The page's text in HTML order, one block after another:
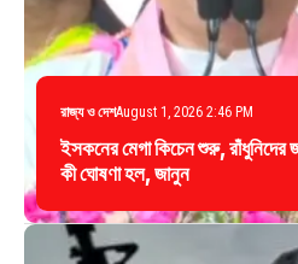
রাজ্য ও দেশAugust 1, 2026 2:46 PM
ইসকনের মেগা কিচেন শুরু,
কী ঘোষণা হল, জানুন